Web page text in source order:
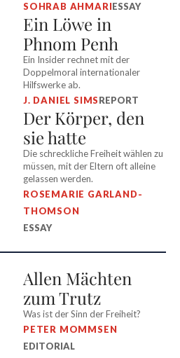
SOHRAB AHMARIESSAY
Ein Löwe in
Phnom Penh
Ein Insider rechnet mit der
Doppelmoral internationaler
Hilfswerke ab.
J. DANIEL SIMSREPORT
Der Körper, den
sie hatte
Die schreckliche Freiheit wählen zu
müssen, mit der Eltern oft alleine
gelassen werden.
ROSEMARIE GARLAND-
THOMSON
ESSAY
Allen Mächten
zum Trutz
Was ist der Sinn der Freiheit?
PETER MOMMSEN
EDITORIAL